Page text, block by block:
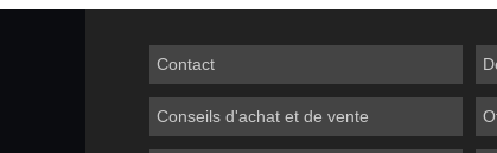
Contact
Conseils d'achat et de vente